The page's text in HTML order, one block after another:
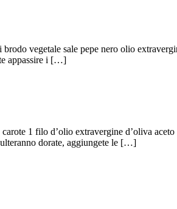
vegetale sale pepe nero olio
appassire i […]
1 filo d’olio extravergine d’oliva
dorate, aggiungete le […]